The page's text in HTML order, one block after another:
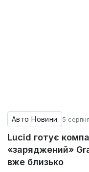
Авто Новини 5
Lucid готує
«заряджений»
вже близько